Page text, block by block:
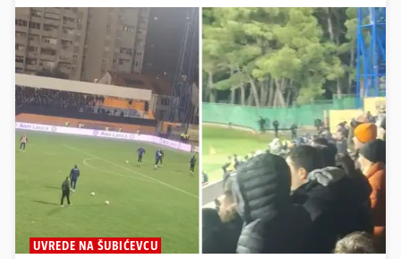
UVREDE NA ŠUBIĆEVCU